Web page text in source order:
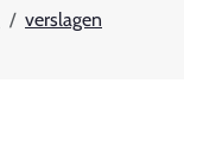
verslagen